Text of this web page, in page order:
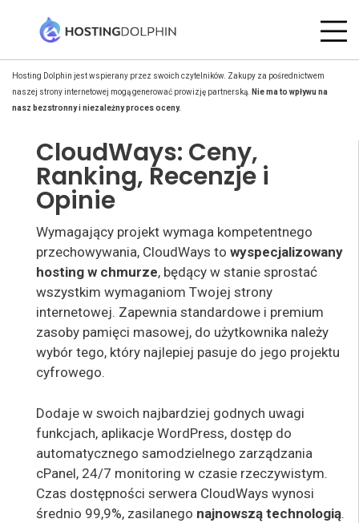
Hosting Dolphin jest wspierany przez swoich czytelników. Zakupy za pośrednictwem
naszej strony internetowej mogą generować prowizję partnerską.
Nie ma to wpływu na
nasz bezstronny i niezależny proces oceny.
CloudWays: Ceny,
Ranking, Recenzje i
Opinie
Wymagający projekt wymaga kompetentnego
przechowywania, CloudWays to wyspecjalizowany
hosting w chmurze, będący w stanie sprostać
wszystkim wymaganiom Twojej strony
internetowej. Zapewnia standardowe i premium
zasoby pamięci masowej, do użytkownika należy
wybór tego, który najlepiej pasuje do jego projektu
cyfrowego.
Dodaje w swoich najbardziej godnych uwagi
funkcjach, aplikacje WordPress, dostęp do
automatycznego samodzielnego zarządzania
cPanel, 24/7 monitoring w czasie rzeczywistym.
Czas dostępności serwera CloudWays wynosi
średnio 99,9%, zasilanego najnowszą technologią.